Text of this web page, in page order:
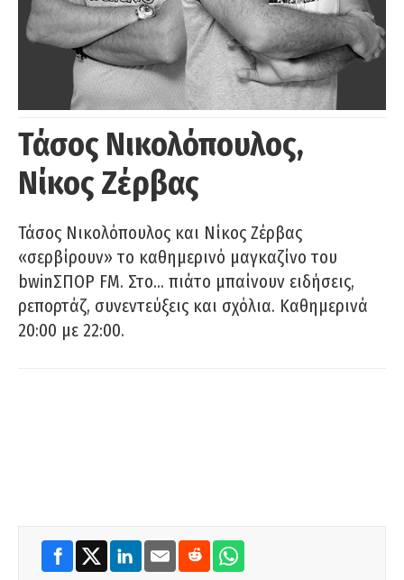
Τάσος Νικολόπουλος,
Νίκος Ζέρβας
Τάσος Νικολόπουλος και Νίκος Ζέρβας
«σερβίρουν» το καθημερινό μαγκαζίνο του
bwinΣΠΟΡ FM. Στο… πιάτο μπαίνουν ειδήσεις,
ρεπορτάζ, συνεντεύξεις και σχόλια. Καθημερινά
20:00 με 22:00.